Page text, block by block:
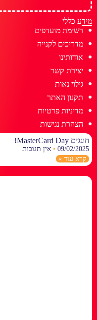
מידע כללי
רשימת מועדפים
מדריכים לקנייה
אודותינו
יצירת קשר
גילוי נאות
תקנון האתר
מדיניות פרטיות
הצהרת נגישות
חוגגים MasterCard Day!
09/02/2025
אין תגובות
קרא עוד »